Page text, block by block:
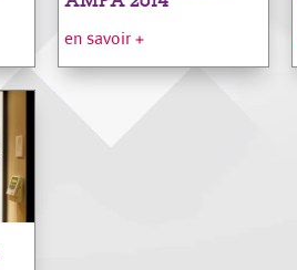
en savoir +